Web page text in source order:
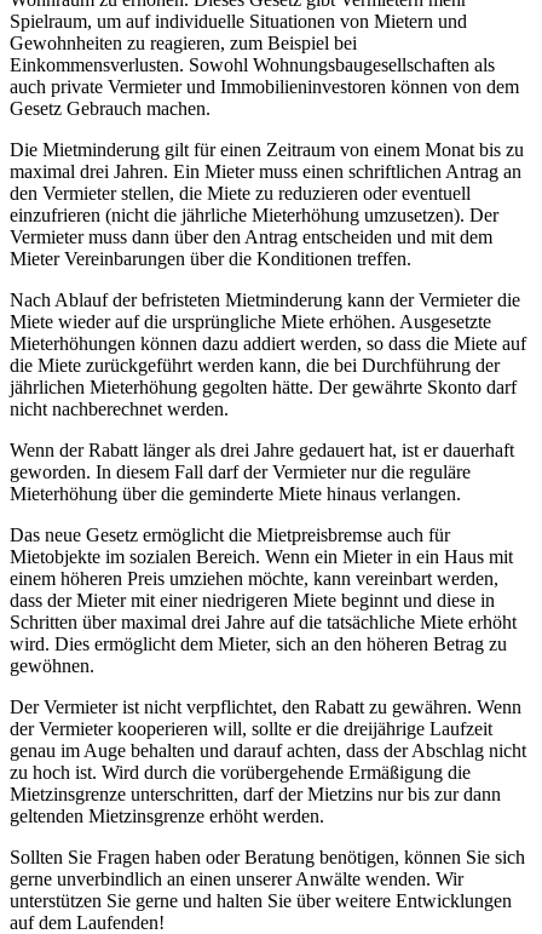
Spielraum, um auf individuelle Situationen von Mietern und
Gewohnheiten zu reagieren, zum Beispiel bei
Einkommensverlusten. Sowohl Wohnungsbaugesellschaften als
auch private Vermieter und Immobilieninvestoren können von dem
Gesetz Gebrauch machen.
Die Mietminderung gilt für einen Zeitraum von einem Monat bis zu
maximal drei Jahren. Ein Mieter muss einen schriftlichen Antrag an
den Vermieter stellen, die Miete zu reduzieren oder eventuell
einzufrieren (nicht die jährliche Mieterhöhung umzusetzen). Der
Vermieter muss dann über den Antrag entscheiden und mit dem
Mieter Vereinbarungen über die Konditionen treffen.
Nach Ablauf der befristeten Mietminderung kann der Vermieter die
Miete wieder auf die ursprüngliche Miete erhöhen. Ausgesetzte
Mieterhöhungen können dazu addiert werden, so dass die Miete auf
die Miete zurückgeführt werden kann, die bei Durchführung der
jährlichen Mieterhöhung gegolten hätte. Der gewährte Skonto darf
nicht nachberechnet werden.
Wenn der Rabatt länger als drei Jahre gedauert hat, ist er dauerhaft
geworden. In diesem Fall darf der Vermieter nur die reguläre
Mieterhöhung über die geminderte Miete hinaus verlangen.
Das neue Gesetz ermöglicht die Mietpreisbremse auch für
Mietobjekte im sozialen Bereich. Wenn ein Mieter in ein Haus mit
einem höheren Preis umziehen möchte, kann vereinbart werden,
dass der Mieter mit einer niedrigeren Miete beginnt und diese in
Schritten über maximal drei Jahre auf die tatsächliche Miete erhöht
wird. Dies ermöglicht dem Mieter, sich an den höheren Betrag zu
gewöhnen.
Der Vermieter ist nicht verpflichtet, den Rabatt zu gewähren. Wenn
der Vermieter kooperieren will, sollte er die dreijährige Laufzeit
genau im Auge behalten und darauf achten, dass der Abschlag nicht
zu hoch ist. Wird durch die vorübergehende Ermäßigung die
Mietzinsgrenze unterschritten, darf der Mietzins nur bis zur dann
geltenden Mietzinsgrenze erhöht werden.
Sollten Sie Fragen haben oder Beratung benötigen, können Sie sich
gerne unverbindlich an einen unserer Anwälte wenden. Wir
unterstützen Sie gerne und halten Sie über weitere Entwicklungen
auf dem Laufenden!